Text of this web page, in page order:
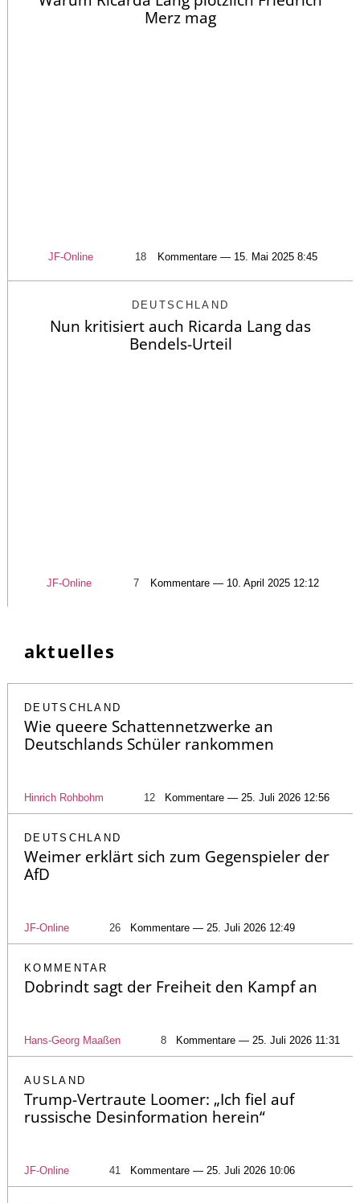
Merz mag
JF-Online 18 Kommentare — 15. Mai 2025 8:45
DEUTSCHLAND
Nun kritisiert auch Ricarda Lang das
Bendels-Urteil
JF-Online 7 Kommentare — 10. April 2025 12:12
aktuelles
DEUTSCHLAND
Wie queere Schattennetzwerke an
Deutschlands Schüler rankommen
Hinrich Rohbohm 12 Kommentare — 25. Juli 2026 12:56
DEUTSCHLAND
Weimer erklärt sich zum Gegenspieler der
AfD
JF-Online 26 Kommentare — 25. Juli 2026 12:49
KOMMENTAR
Dobrindt sagt der Freiheit den Kampf an
Hans-Georg Maaßen 8 Kommentare — 25. Juli 2026 11:31
AUSLAND
Trump-Vertraute Loomer: „Ich fiel auf
russische Desinformation herein“
JF-Online 41 Kommentare — 25. Juli 2026 10:06